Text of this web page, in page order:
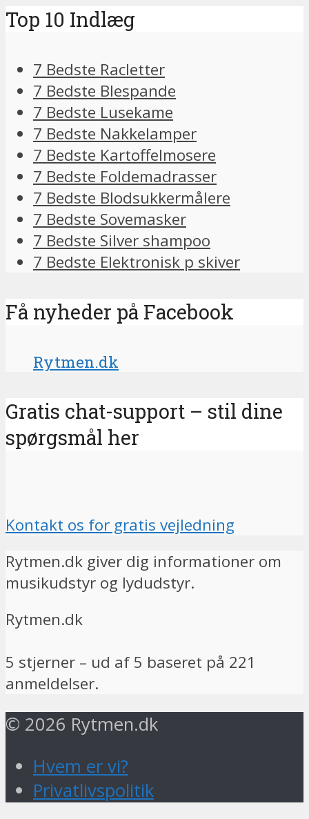
Top 10 Indlæg
7 Bedste Racletter
7 Bedste Blespande
7 Bedste Lusekame
7 Bedste Nakkelamper
7 Bedste Kartoffelmosere
7 Bedste Foldemadrasser
7 Bedste Blodsukkermålere
7 Bedste Sovemasker
7 Bedste Silver shampoo
7 Bedste Elektronisk p skiver
Få nyheder på Facebook
Rytmen.dk
Gratis chat-support – stil dine
spørgsmål her
Kontakt os for gratis vejledning
Rytmen.dk giver dig informationer om
musikudstyr og lydudstyr.
Rytmen.dk
5 stjerner – ud af5 baseret på 221
anmeldelser.
© 2026 Rytmen.dk
Hvem er vi?
Privatlivspolitik